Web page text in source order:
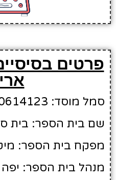
פרטים
סמל מוסד: 10614123
שם בית הספר: בית
מפקח בית הספר:
מנהל בית הספר: יפה